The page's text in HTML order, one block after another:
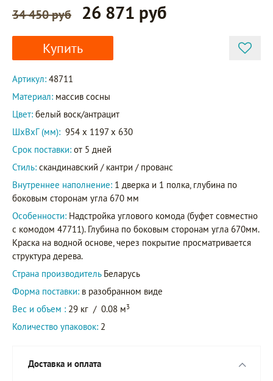
34 450 руб 26 871 руб
Купить
Артикул: 48711
Материал: массив сосны
Цвет: белый воск/антрацит
ШxВxГ (мм): 954 x 1197 x 630
Срок поставки: от 5 дней
Стиль: скандинавский / кантри / прованс
Внутреннее наполнение: 1 дверка и 1 полка, глубина по
боковым сторонам угла 670 мм
Особенности: Надстройка углового комода (буфет совместно
с комодом 47711). Глубина по боковым сторонам угла 670мм.
Краска на водной основе, через покрытие просматривается
структура дерева.
Страна производитель Беларусь
Форма поставки: в разобранном виде
Вес и объем : 29 кг / 0.08 м3
Количество упаковок: 2
Доставка и оплата